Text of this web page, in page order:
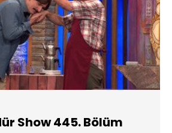
Show 445. Bölüm